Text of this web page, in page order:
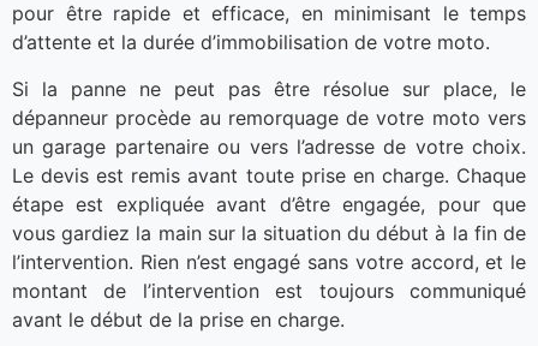
pour être rapide et efficace, en minimisant le temps
d’attente et la durée d’immobilisation de votre moto.
Si la panne ne peut pas être résolue sur place, le
dépanneur procède au remorquage de votre moto vers
un garage partenaire ou vers l’adresse de votre choix.
Le devis est remis avant toute prise en charge. Chaque
étape est expliquée avant d’être engagée, pour que
vous gardiez la main sur la situation du début à la fin de
l’intervention. Rien n’est engagé sans votre accord, et le
montant de l’intervention est toujours communiqué
avant le début de la prise en charge.